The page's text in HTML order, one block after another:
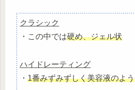
クラシック
・この中では硬め、ジェル状
ハイドレーティング
・ 1番みずみずしく美容液のよう